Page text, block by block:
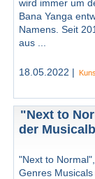
wird immer um
Bana Yanga
Namens. Seit
aus ...
18.05.2022 |
"Next to
der
"Next to
Genres